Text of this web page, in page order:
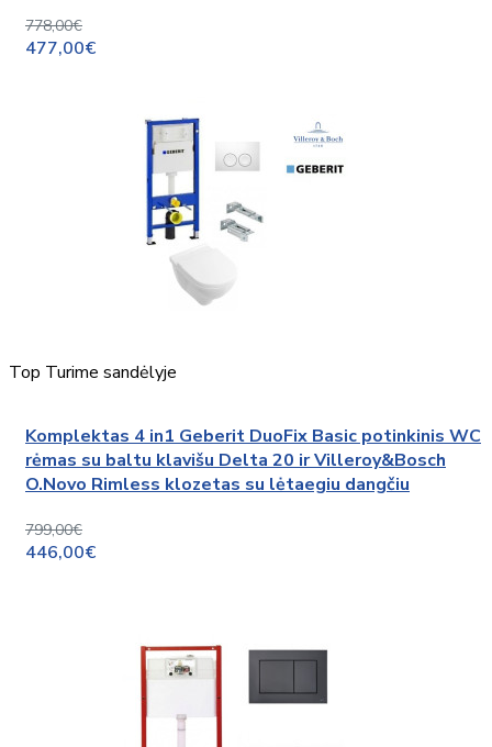
778,00€
477,00€
Top Turime sandėlyje
Komplektas 4 in1 Geberit DuoFix Basic potinkinis WC
rėmas su baltu klavišu Delta 20 ir Villeroy&Bosch
O.Novo Rimless klozetas su lėtaegiu dangčiu
799,00€
446,00€